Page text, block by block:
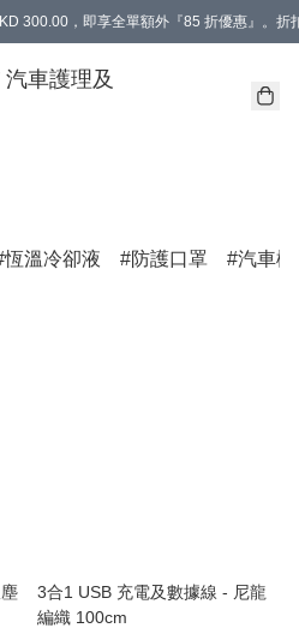
300.00，即享全單額外『85 折優惠』。
，即可獲贈【德國LIQUI MOLY 汽車風口香
車護理及
恆溫冷卻液 防護口罩
汽車機
3合1 USB 充電及數據線 - 尼龍
編織 100cm